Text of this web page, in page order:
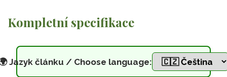
Kompletní specifikace
Jazyk článku / Choose language: